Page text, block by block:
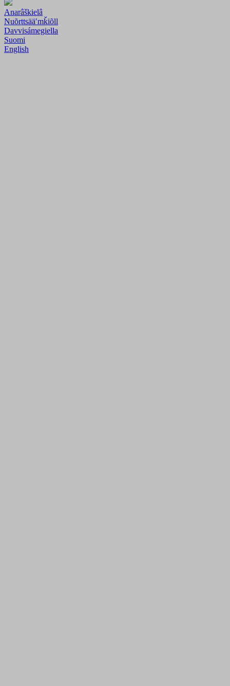
Anarâškielâ
Nuõrttsääʹmǩiõll
Davvisámegiella
Suomi
English